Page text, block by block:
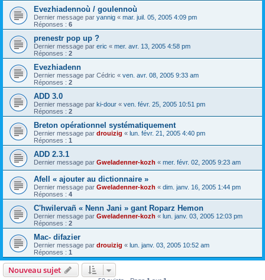
Evezhiadennoù / goulennoù
Dernier message par yannig « mar. juil. 05, 2005 4:09 pm
Réponses : 6
prenestr pop up ?
Dernier message par eric « mer. avr. 13, 2005 4:58 pm
Réponses : 2
Evezhiadenn
Dernier message par Cédric « ven. avr. 08, 2005 9:33 am
Réponses : 2
ADD 3.0
Dernier message par ki-dour « ven. févr. 25, 2005 10:51 pm
Réponses : 2
Breton opérationnel systématiquement
Dernier message par drouizig « lun. févr. 21, 2005 4:40 pm
Réponses : 1
ADD 2.3.1
Dernier message par Gweladenner-kozh « mer. févr. 02, 2005 9:23 am
Afell « ajouter au dictionnaire »
Dernier message par Gweladenner-kozh « dim. janv. 16, 2005 1:44 pm
Réponses : 4
C'hwilervañ « Nenn Jani » gant Roparz Hemon
Dernier message par Gweladenner-kozh « lun. janv. 03, 2005 12:03 pm
Réponses : 2
Mac- difazier
Dernier message par drouizig « lun. janv. 03, 2005 10:52 am
Réponses : 1
Nouveau sujet